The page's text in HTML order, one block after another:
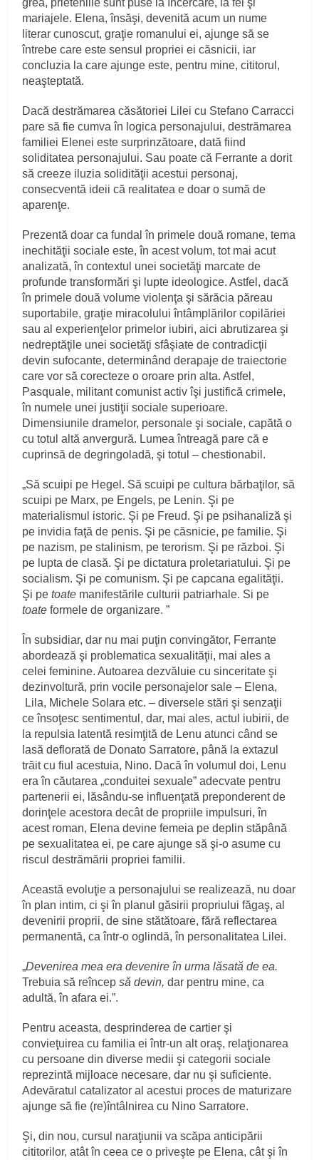
mariajele. Elena, însăşi, devenită acum un nume
literar cunoscut, graţie romanului ei, ajunge să se
întrebe care este sensul propriei ei căsnicii, iar
concluzia la care ajunge este, pentru mine, cititorul,
neaşteptată.
Dacă destrămarea căsătoriei Lilei cu Stefano Carracci
pare să fie cumva în logica personajului, destrămarea
familiei Elenei este surprinzătoare, dată fiind
soliditatea personajului. Sau poate că Ferrante a dorit
să creeze iluzia solidităţii acestui personaj,
consecventă ideii că realitatea e doar o sumă de
aparenţe.
Prezentă doar ca fundal în primele două romane, tema
inechităţii sociale este, în acest volum, tot mai acut
analizată, în contextul unei societăţi marcate de
profunde transformări şi lupte ideologice. Astfel, dacă
în primele două volume violenţa şi sărăcia păreau
suportabile, graţie miracolului întâmplărilor copilăriei
sau al experienţelor primelor iubiri, aici abrutizarea şi
nedreptăţile unei societăţi sfâşiate de contradicţii
devin sufocante, determinând derapaje de traiectorie
care vor să corecteze o oroare prin alta. Astfel,
Pasquale, militant comunist activ îşi justifică crimele,
în numele unei justiţii sociale superioare.
Dimensiunile dramelor, personale şi sociale, capătă o
cu totul altă anvergură. Lumea întreagă pare că e
cuprinsă de degringoladă, şi totul – chestionabil.
„Să scuipi pe Hegel. Să scuipi pe cultura bărbaţilor, să
scuipi pe Marx, pe Engels, pe Lenin. Şi pe
materialismul istoric. Şi pe Freud. Şi pe psihanaliză şi
pe invidia faţă de penis. Şi pe căsnicie, pe familie. Şi
pe nazism, pe stalinism, pe terorism. Şi pe război. Şi
pe lupta de clasă. Şi pe dictatura proletariatului. Şi pe
socialism. Şi pe comunism. Şi pe capcana egalităţii.
Şi petoate manifestările culturii patriarhale. Si pe
toate formele de organizare. ”
În subsidiar, dar nu mai puţin convingător, Ferrante
abordează şi problematica sexualităţii, mai ales a
celei feminine. Autoarea dezvăluie cu sinceritate şi
dezinvoltură, prin vocile personajelor sale – Elena,
Lila, Michele Solara etc. – diversele stări şi senzaţii
ce însoţesc sentimentul, dar, mai ales, actul iubirii, de
la repulsia latentă resimţită de Lenu atunci când se
lasă deflorată de Donato Sarratore, până la extazul
trăit cu fiul acestuia, Nino. Dacă în volumul doi, Lenu
era în căutarea „conduitei sexuale” adecvate pentru
partenerii ei, lăsându-se influenţată preponderent de
dorinţele acestora decât de propriile impulsuri, în
acest roman, Elena devine femeia pe deplin stăpână
pe sexualitatea ei, pe care ajunge să şi-o asume cu
riscul destrămării propriei familii.
Această evoluţie a personajului se realizează, nu doar
în plan intim, ci şi în planul găsirii propriului făgaş, al
devenirii proprii, de sine stătătoare, fără reflectarea
permanentă, ca într-o oglindă, în personalitatea Lilei.
„Devenirea mea era devenire în urma lăsată de ea.
Trebuia să reîncepsă devin,dar pentru mine, ca
adultă, în afara ei.”.
Pentru aceasta, desprinderea de cartier şi
convieţuirea cu familia ei într-un alt oraş, relaţionarea
cu persoane din diverse medii şi categorii sociale
reprezintă mijloace necesare, dar nu şi suficiente.
Adevăratul catalizator al acestui proces de maturizare
ajunge să fie (re)întâlnirea cu Nino Sarratore.
Şi, din nou, cursul naraţiunii va scăpa anticipării
cititorilor, atât în ceea ce o priveşte pe Elena, cât şi în